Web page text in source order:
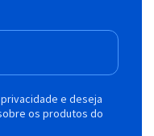
e deseja
os produtos do